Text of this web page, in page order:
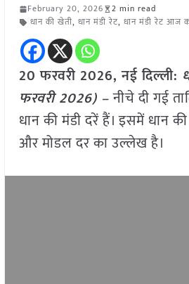
February 20, 2026
2 min read
धान की खेती, धान मंडी रेट, धान मंडी रेट आज
20 फरवरी 2026, नई दिल्ली:
फरवरी 2026) –नीचे दी गई
धान की मंडी दरें हैं। इसमें धान
और मोडल दर का उल्लेख है।